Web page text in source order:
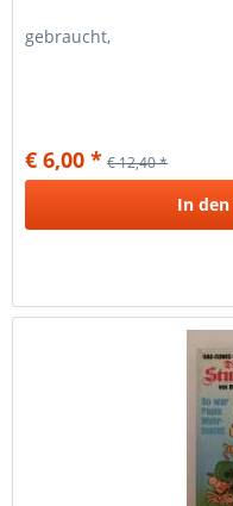
gebraucht,
€ 6,00 * € 12,40 *
In den